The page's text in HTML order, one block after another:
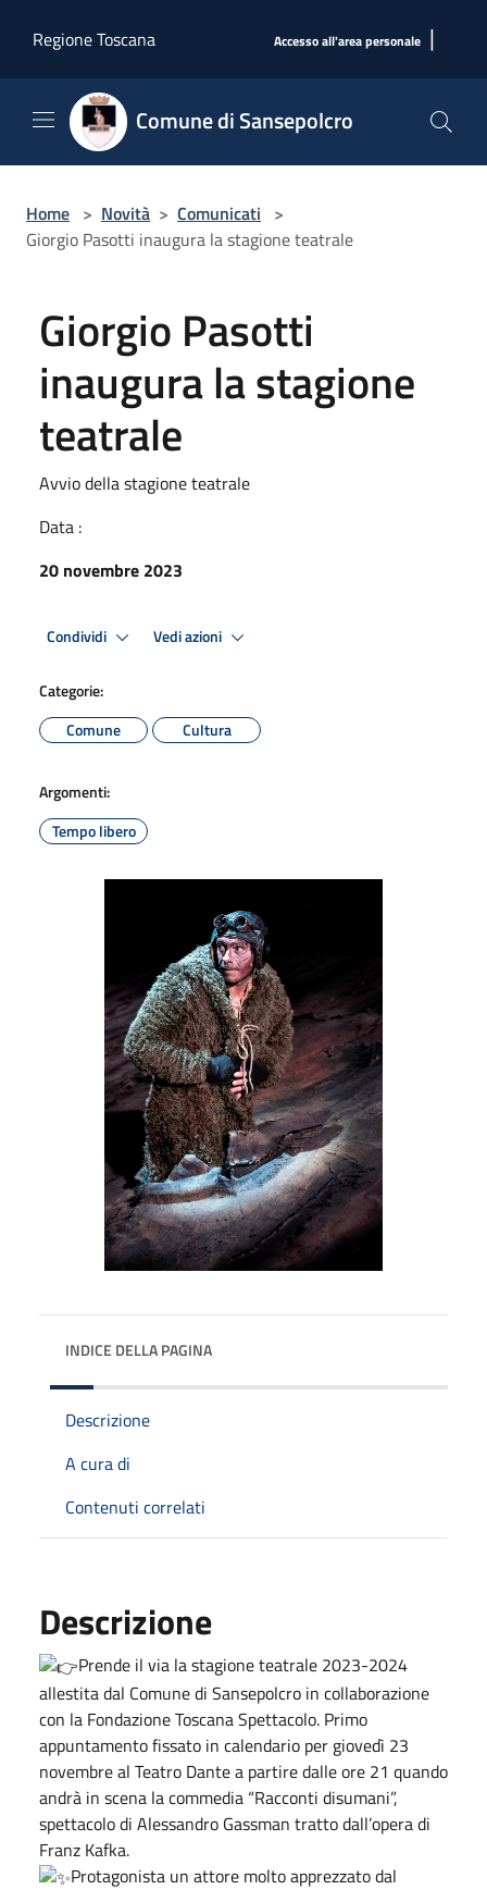
Regione Toscana
Accesso all'area personale |
Comune di Sansepolcro
Home > Novità > Comunicati >
Giorgio Pasotti inaugura la stagione teatrale
Giorgio Pasotti
inaugura la stagione
teatrale
Avvio della stagione teatrale
Data :
20 novembre 2023
Condividi Vedi azioni
Categorie:
Comune
Cultura
Argomenti:
Tempo libero
INDICE DELLA PAGINA
Descrizione
A cura di
Contenuti correlati
Descrizione
Prende il via la stagione teatrale 2023-2024
allestita dal Comune di Sansepolcro in collaborazione
con la Fondazione Toscana Spettacolo. Primo
appuntamento fissato in calendario per giovedì 23
novembre al Teatro Dante a partire dalle ore 21 quando
andrà in scena la commedia “Racconti disumani”,
spettacolo di Alessandro Gassman tratto dall’opera di
Franz Kafka.
Protagonista un attore molto apprezzato dal